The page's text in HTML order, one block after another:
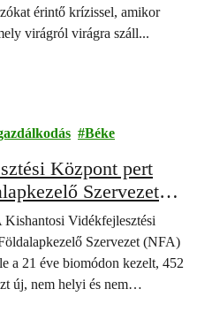
érintő krízissel, amikor
virágról virágra száll...
Béke
Központ pert
Szervezet
Kishantosi Vidékfejlesztési
Szervezet (NFA)
a 21 éve biomódon kezelt, 452
új, nem helyi és nem
kiáll Kishantos mellett és